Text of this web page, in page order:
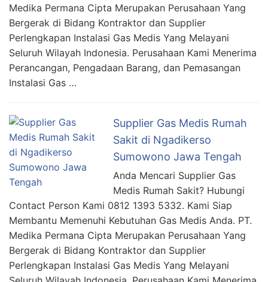
Medika Permana Cipta Merupakan Perusahaan Yang
Bergerak di Bidang Kontraktor dan Supplier
Perlengkapan Instalasi Gas Medis Yang Melayani
Seluruh Wilayah Indonesia. Perusahaan Kami Menerima
Perancangan, Pengadaan Barang, dan Pemasangan
Instalasi Gas …
Supplier Gas Medis Rumah
Sakit di Ngadikerso
Sumowono Jawa Tengah
Anda Mencari Supplier Gas
Medis Rumah Sakit? Hubungi
Contact Person Kami 0812 1393 5332. Kami Siap
Membantu Memenuhi Kebutuhan Gas Medis Anda. PT.
Medika Permana Cipta Merupakan Perusahaan Yang
Bergerak di Bidang Kontraktor dan Supplier
Perlengkapan Instalasi Gas Medis Yang Melayani